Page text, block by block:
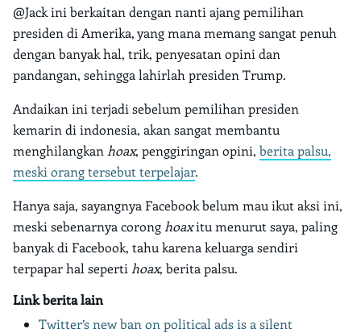
@Jack ini berkaitan dengan nanti ajang pemilihan
presiden di Amerika, yang mana memang sangat penuh
dengan banyak hal, trik, penyesatan opini dan
pandangan, sehingga lahirlah presiden Trump.
Andaikan ini terjadi sebelum pemilihan presiden
kemarin di indonesia, akan sangat membantu
menghilangkan hoax, penggiringan opini, berita palsu,
meski orang tersebut terpelajar.
Hanya saja, sayangnya Facebook belum mau ikut aksi ini,
meski sebenarnya corong hoaxitu menurut saya, paling
banyak di Facebook, tahu karena keluarga sendiri
terpapar hal seperti hoax, berita palsu.
Link berita lain
Twitter’s new ban on political ads is a silent